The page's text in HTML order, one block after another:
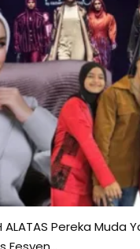
ALATAS Pereka Muda